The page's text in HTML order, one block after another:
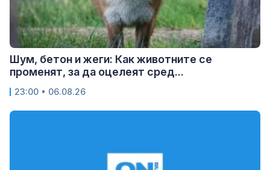
Шум, бетон и жеги: Как животните се
променят, за да оцелеят сред...
23:00 • 06.08.26